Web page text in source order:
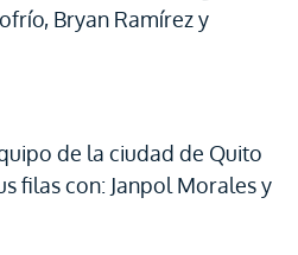
Bryan Ramírez y
de la ciudad de Quito
filas con: Janpol Morales y